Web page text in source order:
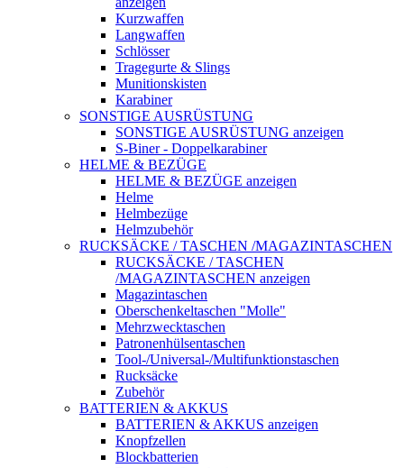
Kurzwaffen
Langwaffen
Schlösser
Tragegurte & Slings
Munitionskisten
Karabiner
SONSTIGE AUSRÜSTUNG
SONSTIGE AUSRÜSTUNG anzeigen
S-Biner - Doppelkarabiner
HELME & BEZÜGE
HELME & BEZÜGE anzeigen
Helme
Helmbezüge
Helmzubehör
RUCKSÄCKE / TASCHEN /MAGAZINTASCHEN
RUCKSÄCKE / TASCHEN
/MAGAZINTASCHEN anzeigen
Magazintaschen
Oberschenkeltaschen "Molle"
Mehrzwecktaschen
Patronenhülsentaschen
Tool-/Universal-/Multifunktionstaschen
Rucksäcke
Zubehör
BATTERIEN & AKKUS
BATTERIEN & AKKUS anzeigen
Knopfzellen
Blockbatterien